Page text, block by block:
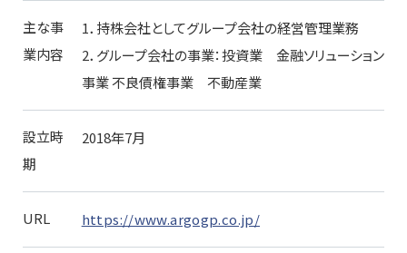
主な事
業内容
1．持株会社としてグループ会社の経営管理業務
2．グループ会社の事業：投資業 金融ソリューション
事業 不良債権事業 不動産業
設立時
期
2018年7月
URL https://www.argogp.co.jp/